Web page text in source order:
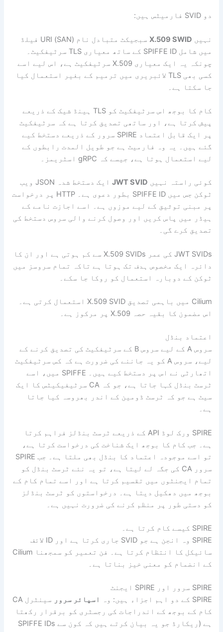
دو SVID فارمیٹس ہیں:
نہیں X.509 SWID
سبجیکٹ متبادل نام (SAN) URI فیلڈ
میں شامل SPIFFE ID کے ساتھ معیاری TLS سرٹیفکیٹ۔
چونکہ یہ ایک معیاری X.509 سرٹیفکیٹ ہے، اس لیے اسے
کسی بھی TLS لائبریری میں ترمیم کے بغیر استعمال کیا
جا سکتا ہے۔
کام کا بوجھ اس سرٹیفکیٹ کو TLS ہینڈ شیک کے ذریعے
پیش کرتا ہے، اور ساتھی تصدیق کرتا ہے کہ سرٹیفکیٹ
پر ایک قابل اعتماد SPIRE سرور کے ذریعے دستخط کیے
گئے ہیں۔ یہ وہ فارمیٹ ہے جو طویل المدت رابطوں کے
لیے استعمال ہوتا ہے، جیسے کہ gRPC اسٹریمز۔
کوئی راستہ نہیں JWT SVID
ایک دستخط شدہ JSON ویب
ٹوکن جس میں SPIFFE ID بطور دعوی ہے۔ HTTP پر درخواست
پر مبنی توثیق کے لیے موزوں ہے۔ اسے اجازت نامے کے
ہیڈر میں پاس کریں اور وصول کرنے والی سروس دستخط کی
تصدیق کرے گی۔
JWT SVIDs کی عمر X.509 SVIDs سے کم ہوتی ہے اور ان کا
دائرہ ایک مخصوص ہدف تک ہوتا ہے تاکہ تمام سروسز میں
ٹوکن کے دوبارہ استعمال کو روکا جا سکے۔
Cilium میں باہمی تصدیق X.509 SVID استعمال کرتی ہے۔
اس مضمون کا بقیہ حصہ X.509 پر مرکوز ہے۔
اعتماد بنڈل
سروس A کے لیے سروس B کے سرٹیفکیٹ کی تصدیق کرنے کے
لیے، سروس A کو یہ جاننے کی ضرورت ہے کہ کس سرٹیفکیٹ
اتھارٹی نے اس پر دستخط کیے ہیں۔ SPIFFE میں، اسے
ٹرسٹ بنڈل کہا جاتا ہے، جو کہ CA سرٹیفیکیٹس کا ایک
سیٹ ہے جو کہ ٹرسٹ ڈومین کے اندر بھروسہ کیا جاتا
ہے۔
SPIRE ورک لوڈ API کے ذریعے ٹرسٹ بنڈلز فراہم کرتا
ہے۔ جب کام کا بوجھ ایک شناخت کی درخواست کرتا ہے،
تو اسے موجودہ اعتماد کا بنڈل بھی ملتا ہے۔ جب SPIRE
سرور CA کی جگہ لے لیتا ہے، تو یہ نئے ٹرسٹ بنڈل کو
تمام ایجنٹوں میں تقسیم کرتا ہے اور اسے تمام کام کے
بوجھ میں دھکیل دیتا ہے۔ درخواستوں کو ٹرسٹ بنڈلز
کو دستی طور پر منظم کرنے کی ضرورت نہیں ہے۔
SPIRE کیسے کام کرتا ہے۔
SPIRE وہ انجن ہے جو SVID جاری کرتا ہے اور ID لائف
سائیکل کا انتظام کرتا ہے۔ فن تعمیر کو سمجھنا Cilium
کے انضمام کو معنی خیز بناتا ہے۔
SPIRE سرور اور SPIRE ایجنٹ
SPIRE کے دو اہم اجزاء ہیں: وہ
اسپائر سرور
سینٹرل CA
کام کے بوجھ کے اندراجات کی رجسٹری کو برقرار رکھتا
ہے (ریکارڈ جو یہ بیان کرتے ہیں کہ کون سے SPIFFE IDs